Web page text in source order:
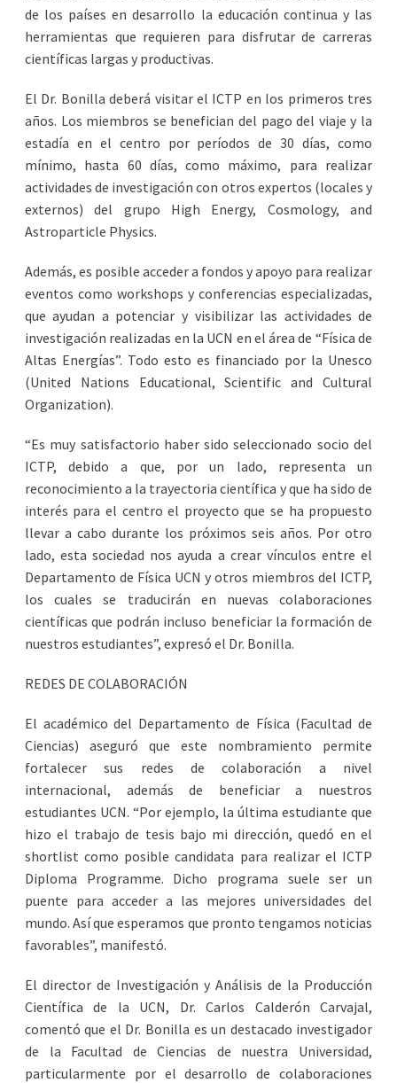
de los países en desarrollo la educación continua y las
herramientas que requieren para disfrutar de carreras
científicas largas y productivas.
El Dr. Bonilla deberá visitar el ICTP en los primeros tres
años. Los miembros se benefician del pago del viaje y la
estadía en el centro por períodos de 30 días, como
mínimo, hasta 60 días, como máximo, para realizar
actividades de investigación con otros expertos (locales y
externos) del grupo High Energy, Cosmology, and
Astroparticle Physics.
Además, es posible acceder a fondos y apoyo para realizar
eventos como workshops y conferencias especializadas,
que ayudan a potenciar y visibilizar las actividades de
investigación realizadas en la UCN en el área de “Física de
Altas Energías”. Todo esto es financiado por la Unesco
(United Nations Educational, Scientific and Cultural
Organization).
“Es muy satisfactorio haber sido seleccionado socio del
ICTP, debido a que, por un lado, representa un
reconocimiento a la trayectoria científica y que ha sido de
interés para el centro el proyecto que se ha propuesto
llevar a cabo durante los próximos seis años. Por otro
lado, esta sociedad nos ayuda a crear vínculos entre el
Departamento de Física UCN y otros miembros del ICTP,
los cuales se traducirán en nuevas colaboraciones
científicas que podrán incluso beneficiar la formación de
nuestros estudiantes”, expresó el Dr. Bonilla.
REDES DE COLABORACIÓN
El académico del Departamento de Física (Facultad de
Ciencias) aseguró que este nombramiento permite
fortalecer sus redes de colaboración a nivel
internacional, además de beneficiar a nuestros
estudiantes UCN. “Por ejemplo, la última estudiante que
hizo el trabajo de tesis bajo mi dirección, quedó en el
shortlist como posible candidata para realizar el ICTP
Diploma Programme. Dicho programa suele ser un
puente para acceder a las mejores universidades del
mundo. Así que esperamos que pronto tengamos noticias
favorables”, manifestó.
El director de Investigación y Análisis de la Producción
Científica de la UCN, Dr. Carlos Calderón Carvajal,
comentó que el Dr. Bonilla es un destacado investigador
de la Facultad de Ciencias de nuestra Universidad,
particularmente por el desarrollo de colaboraciones